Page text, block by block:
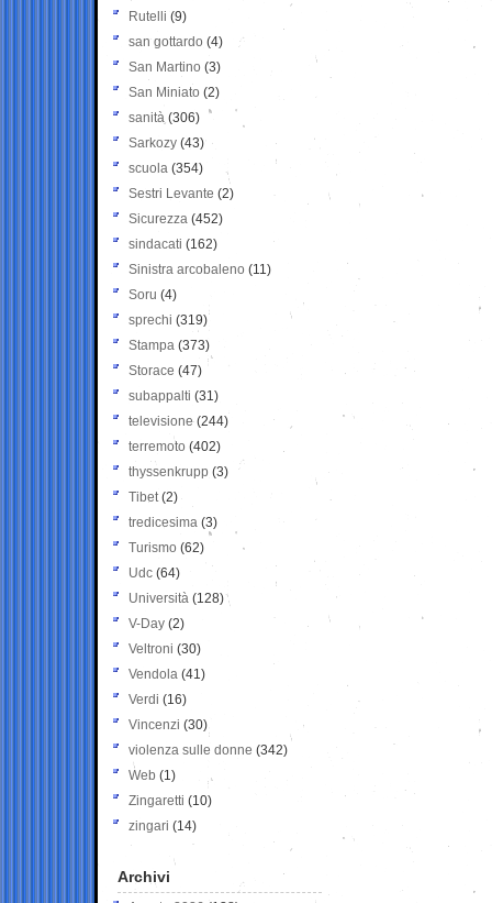
Rutelli (9)
san gottardo (4)
San Martino (3)
San Miniato (2)
sanità (306)
Sarkozy (43)
scuola (354)
Sestri Levante (2)
Sicurezza (452)
sindacati (162)
Sinistra arcobaleno (11)
Soru (4)
sprechi (319)
Stampa (373)
Storace (47)
subappalti (31)
televisione(244)
terremoto (402)
thyssenkrupp (3)
Tibet(2)
tredicesima (3)
Turismo (62)
Udc (64)
Università (128)
V-Day (2)
Veltroni (30)
Vendola (41)
Verdi (16)
Vincenzi (30)
violenza sulle donne (342)
Web (1)
Zingaretti (10)
zingari (14)
Archivi